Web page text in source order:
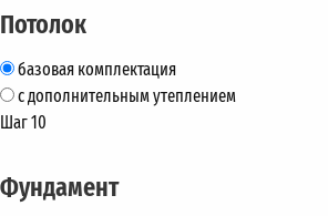
Потолок
базовая комплектация
с дополнительным утеплением
Шаг 10
Фундамент